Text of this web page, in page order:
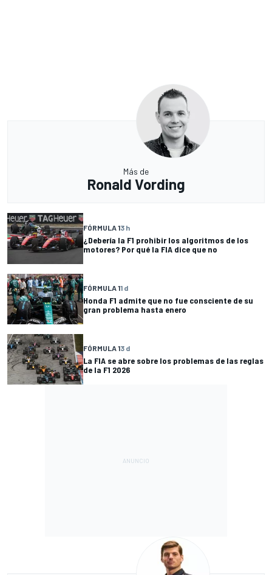
Más de
Ronald Vording
FÓRMULA 13 h
¿Debería la F1 prohibir los algoritmos de los
motores? Por qué la FIA dice que no
FÓRMULA 11 d
Honda F1 admite que no fue consciente de su
gran problema hasta enero
FÓRMULA 13 d
La FIA se abre sobre los problemas de las reglas
de la F1 2026